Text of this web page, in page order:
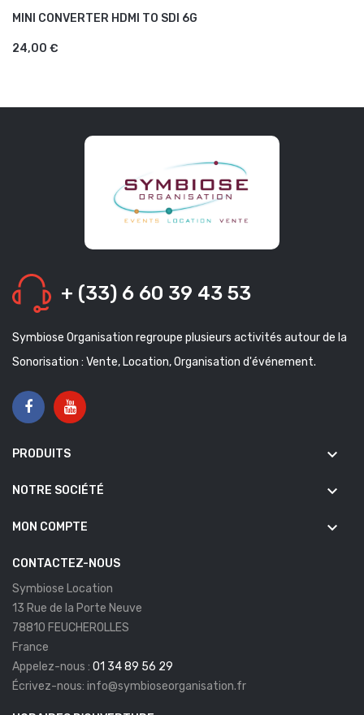
MINI CONVERTER HDMI TO SDI 6G
24,00 €
+ (33) 6 60 39 43 53
Symbiose Organisation regroupe plusieurs activités autour de la
Sonorisation : Vente, Location, Organisation d'événement.
PRODUITS keyboard_arrow_down
NOTRE SOCIÉTÉ keyboard_arrow_down
MON COMPTE keyboard_arrow_down
CONTACTEZ-NOUS
Symbiose Location
13 Rue de la Porte Neuve
78810 FEUCHEROLLES
France
Appelez-nous : 01 34 89 56 29
Écrivez-nous: info@symbioseorganisation.fr